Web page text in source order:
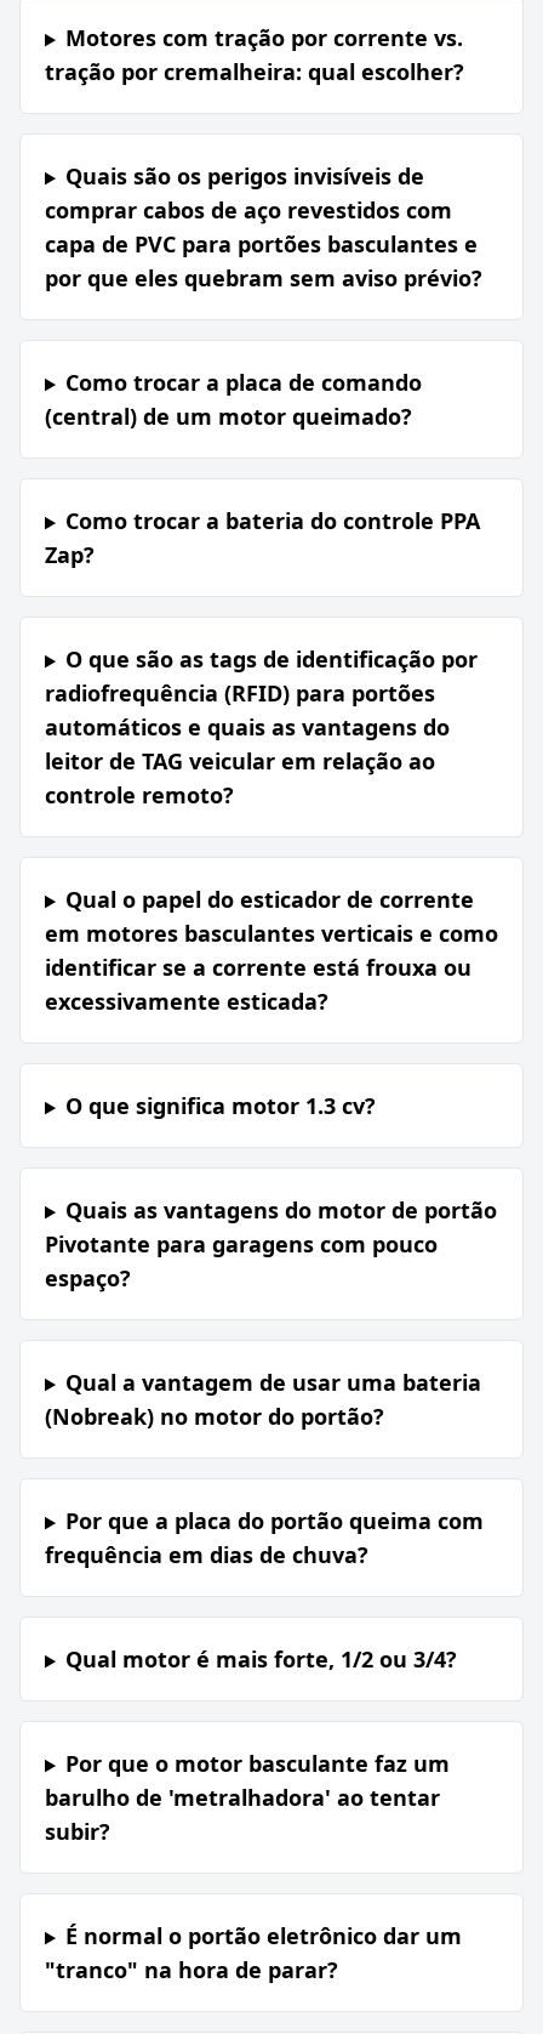
Motores com tração por corrente vs.
tração por cremalheira: qual escolher?
Quais são os perigos invisíveis de
comprar cabos de aço revestidos com
capa de PVC para portões basculantes e
por que eles quebram sem aviso prévio?
Como trocar a placa de comando
(central) de um motor queimado?
Como trocar a bateria do controle PPA
Zap?
O que são as tags de identificação por
radiofrequência (RFID) para portões
automáticos e quais as vantagens do
leitor de TAG veicular em relação ao
controle remoto?
Qual o papel do esticador de corrente
em motores basculantes verticais e como
identificar se a corrente está frouxa ou
excessivamente esticada?
O que significa motor 1.3 cv?
Quais as vantagens do motor de portão
Pivotante para garagens com pouco
espaço?
Qual a vantagem de usar uma bateria
(Nobreak) no motor do portão?
Por que a placa do portão queima com
frequência em dias de chuva?
Qual motor é mais forte, 1/2 ou 3/4?
Por que o motor basculante faz um
barulho de 'metralhadora' ao tentar
subir?
É normal o portão eletrônico dar um
"tranco" na hora de parar?